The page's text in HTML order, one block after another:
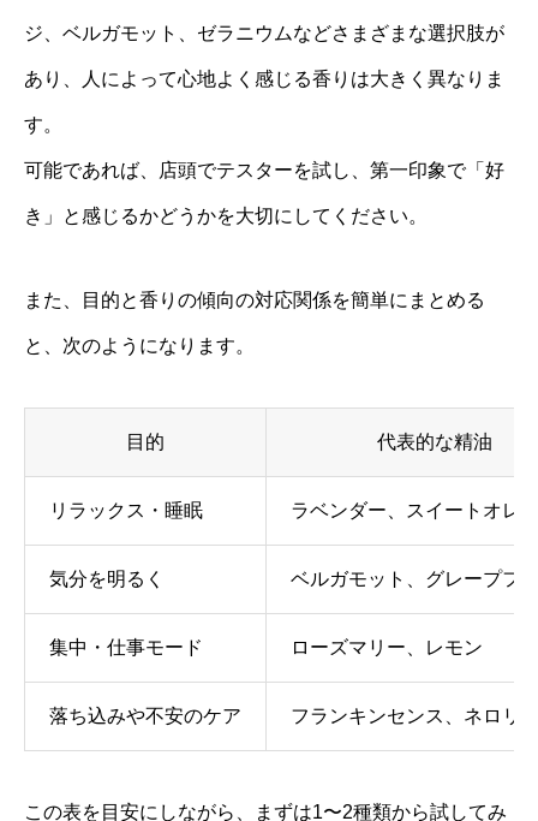
ジ、ベルガモット、ゼラニウムなどさまざまな選択肢が
あり、人によって心地よく感じる香りは大きく異なりま
す。
可能であれば、店頭でテスターを試し、第一印象で「好
き」と感じるかどうかを大切にしてください。
また、目的と香りの傾向の対応関係を簡単にまとめる
と、次のようになります。
目的 代表的な精油
リラックス・睡眠 ラベンダー、スイートオレ
気分を明るく ベルガモット、グレープフ
集中・仕事モード ローズマリー、レモン
落ち込みや不安のケア フランキンセンス、ネロリ
この表を目安にしながら、まずは1〜2種類から試してみ